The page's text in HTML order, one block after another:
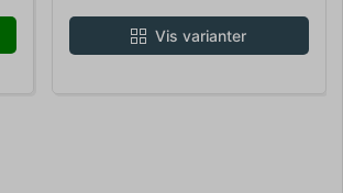
Vis varianter